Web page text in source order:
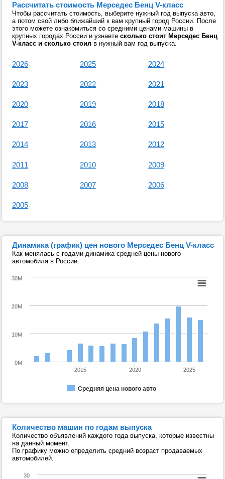
Рассчитать стоимость Мерседес Бенц V-класс
Чтобы рассчитать стоимость, выберите нужный год выпуска авто,
а потом свой либо ближайший к вам крупный город России. После
этого можете ознакомиться со средними ценами машины в
крупных городах России и узнаете сколько стоит Мерседес Бенц
V-класс и сколько стоил в нужный вам год выпуска.
2026 2025 2024
2023 2022 2021
2020 2019 2018
2017 2016 2015
2014 2013 2012
2011 2010 2009
2008 2007 2006
2005
Динамика (график) цен нового Мерседес Бенц V-класс
Как менялась с годами динамика средней цены нового
автомобиля в России.
Средняя цена нового авто
2015 2020 2025
0M
10M
20M
30M
Количество машин по годам выпуска
Количество объявлений каждого года выпуска, которые известны
на данный момент.
По графику можно определить средний возраст продаваемых
автомобилей.
30